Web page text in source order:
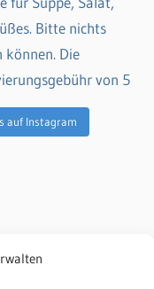
auf Instagram